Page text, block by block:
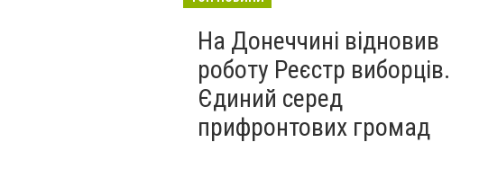
столиці. 15 людей загинули.
В Росії палають
енергопідстанції та
черговий WB
На Донеччині відновив
роботу Реєстр виборців.
Єдиний серед
прифронтових громад